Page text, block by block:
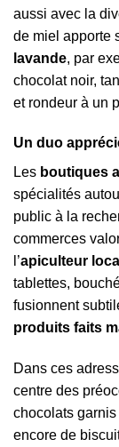
aussi avec la
de miel apporte
lavande, par
chocolat noir,
et rondeur à un
Un duo
Les boutiques
spécialités
public à la
commerces
l’apiculteur local
tablettes,
fusionnent
produits faits
Dans ces
centre des
chocolats garnis
encore de